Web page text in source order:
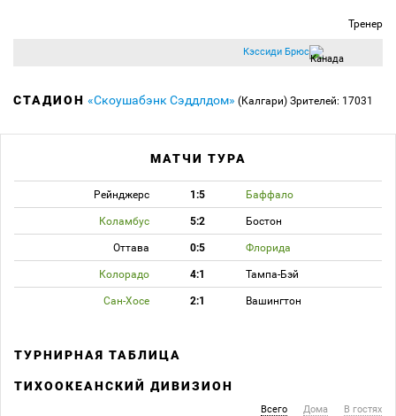
Тренер
Кэссиди Брюс
СТАДИОН «Скоушабэнк Сэддлдом» (Калгари) Зрителей: 17031
МАТЧИ ТУРА
Рейнджерс 1:5 Баффало
Коламбус 5:2 Бостон
Оттава 0:5 Флорида
Колорадо 4:1 Тампа-Бэй
Сан-Хосе 2:1 Вашингтон
ТУРНИРНАЯ ТАБЛИЦА
ТИХООКЕАНСКИЙ ДИВИЗИОН
Всего Дома В гостях